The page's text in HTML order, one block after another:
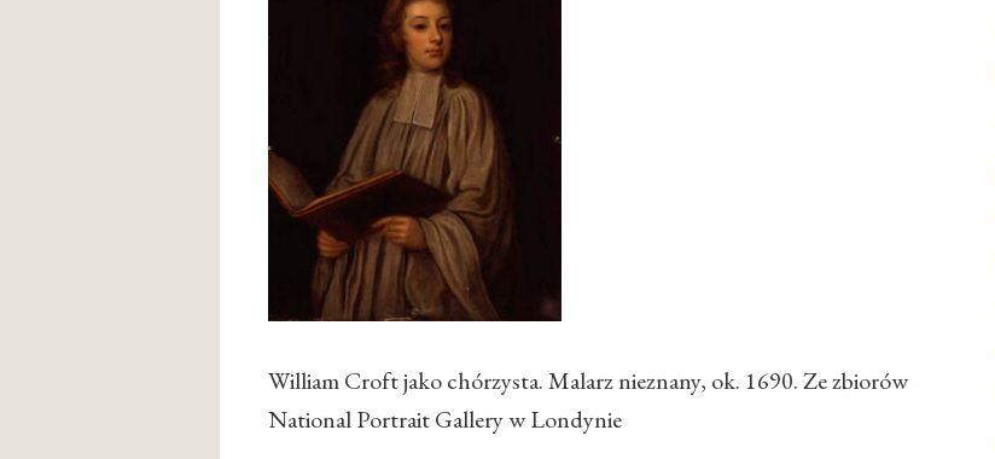
William Croft jako chórzysta. Malarz nieznany, ok. 1690. Ze zbiorów
National Portrait Gallery w Londynie